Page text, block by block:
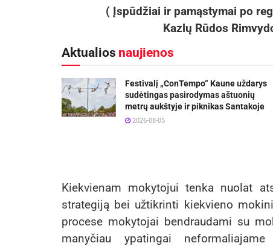
( Įspūdžiai ir pamąstymai po
Kazlų Rūdos
Aktualios naujienos
Festivalį „ConTempo“ Kaune uždarys
sudėtingas pasirodymas aštuonių
metrų aukštyje ir piknikas Santakoje
2026-08-05
Kiekvienam mokytojui tenka nuolat
strategiją bei užtikrinti kiekvieno
procese mokytojai bendraudami su
manyčiau ypatingai